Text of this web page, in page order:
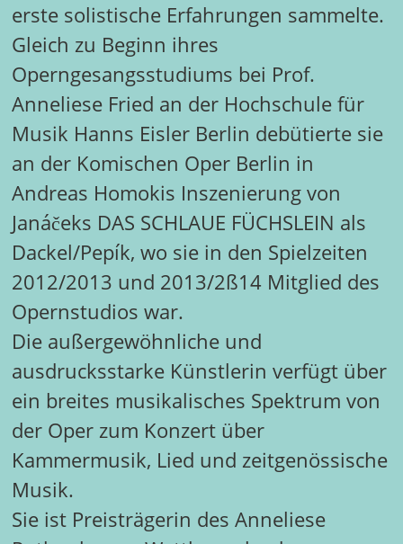
erste solistische Erfahrungen sammelte.
Gleich zu Beginn ihres
Operngesangsstudiums bei Prof.
Anneliese Fried an der Hochschule für
Musik Hanns Eisler Berlin debütierte sie
an der Komischen Oper Berlin in
Andreas Homokis Inszenierung von
Janáčeks DAS SCHLAUE FÜCHSLEIN als
Dackel/Pepík, wo sie in den Spielzeiten
2012/2013 und 2013/2ß14 Mitglied des
Opernstudios war.
Die außergewöhnliche und
ausdrucksstarke Künstlerin verfügt über
ein breites musikalisches Spektrum von
der Oper zum Konzert über
Kammermusik, Lied und zeitgenössische
Musik.
Sie ist Preisträgerin des Anneliese